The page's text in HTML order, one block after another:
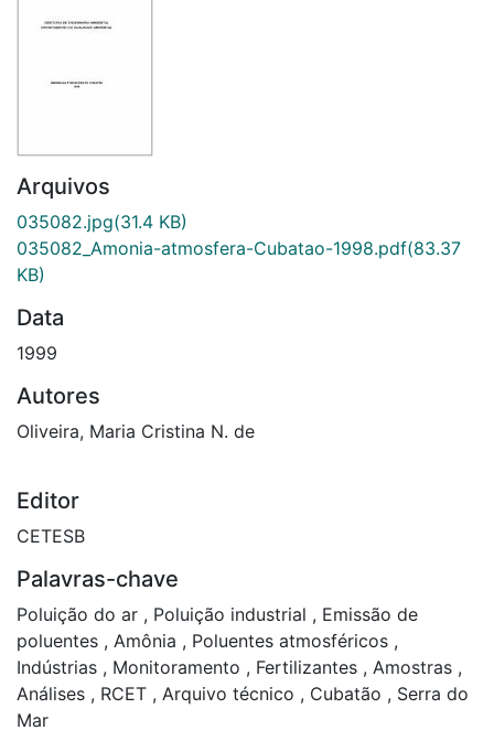
Arquivos
035082.jpg(31.4 KB)
035082_Amonia-atmosfera-Cubatao-1998.pdf(83.37
KB)
Data
1999
Autores
Oliveira, Maria Cristina N. de
Editor
CETESB
Palavras-chave
Poluição do ar , Poluição industrial , Emissão de
poluentes , Amônia , Poluentes atmosféricos ,
Indústrias , Monitoramento , Fertilizantes , Amostras ,
Análises , RCET , Arquivo técnico , Cubatão , Serra do
Mar